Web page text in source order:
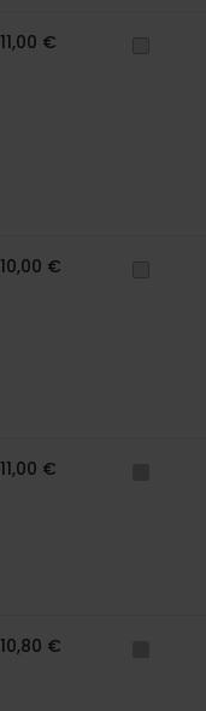
11,00 €
10,00 €
11,00 €
10,80 €